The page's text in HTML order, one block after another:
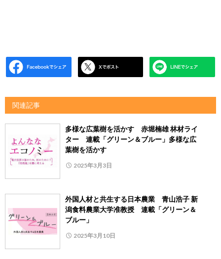
関連記事
多様な広葉樹を活かす 赤堀楠雄 林材ライ
ター 連載「グリーン＆ブルー」多様な広
葉樹を活かす
2025年3月3日
外国人材と共生する日本農業 青山浩子 新
潟食料農業大学准教授 連載「グリーン＆
ブルー」
2025年3月10日